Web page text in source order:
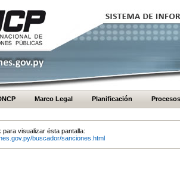
Marco Legal Planificación Procesos
para visualizar ésta pantalla:
buscador/sanciones.html